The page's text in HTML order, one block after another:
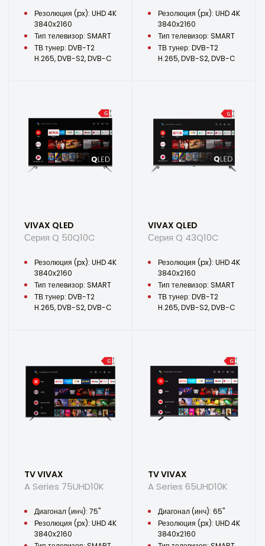
Резолюция (px): UHD 4K
3840x2160
Тип телевизор: SMART
ТВ тунер: DVB-T2
H.265, DVB-S2, DVB-C
Резолюция (px): UHD 4K
3840x2160
Тип телевизор: SMART
ТВ тунер: DVB-T2
H.265, DVB-S2, DVB-C
VIVAX QLED
Серия Q 50Q10C
Резолюция (px): UHD 4K
3840x2160
Тип телевизор: SMART
ТВ тунер: DVB-T2
H.265, DVB-S2, DVB-C
VIVAX QLED
Серия Q 43Q10C
Резолюция (px): UHD 4K
3840x2160
Тип телевизор: SMART
ТВ тунер: DVB-T2
H.265, DVB-S2, DVB-C
TV VIVAX
A Series 75UHD10K
Диагонал (инч): 75"
Резолюция (px): UHD 4K
3840x2160
TV VIVAX
A Series 65UHD10K
Диагонал (инч): 65"
Резолюция (px): UHD 4K
3840x2160